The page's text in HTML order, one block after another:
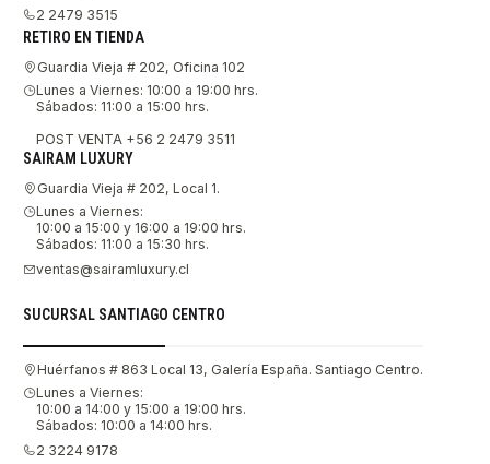
2 2479 3515
RETIRO EN TIENDA
Guardia Vieja # 202, Oficina 102
Lunes a Viernes: 10:00 a 19:00 hrs.
Sábados: 11:00 a 15:00 hrs.
POST VENTA +56 2 2479 3511
SAIRAM LUXURY
Guardia Vieja # 202, Local 1.
Lunes a Viernes:
10:00 a 15:00 y 16:00 a 19:00 hrs.
Sábados: 11:00 a 15:30 hrs.
ventas@sairamluxury.cl
SUCURSAL SANTIAGO CENTRO
Huérfanos # 863 Local 13, Galería España. Santiago Centro.
Lunes a Viernes:
10:00 a 14:00 y 15:00 a 19:00 hrs.
Sábados: 10:00 a 14:00 hrs.
2 3224 9178